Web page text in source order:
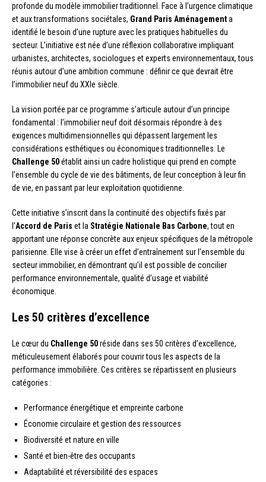
profonde du modèle immobilier traditionnel. Face à l’urgence climatique
et aux transformations sociétales, Grand Paris Aménagementa
identifié le besoin d’une rupture avec les pratiques habituelles du
secteur. L’initiative est née d’une réflexion collaborative impliquant
urbanistes, architectes, sociologues et experts environnementaux, tous
réunis autour d’une ambition commune : définir ce que devrait être
l’immobilier neuf du XXIe siècle.
La vision portée par ce programme s’articule autour d’un principe
fondamental : l’immobilier neuf doit désormais répondre à des
exigences multidimensionnelles qui dépassent largement les
considérations esthétiques ou économiques traditionnelles. Le
Challenge 50établit ainsi un cadre holistique qui prend en compte
l’ensemble du cycle de vie des bâtiments, de leur conception à leur fin
de vie, en passant par leur exploitation quotidienne.
Cette initiative s’inscrit dans la continuité des objectifs fixés par
l’Accord de Paris et la Stratégie Nationale Bas Carbone, tout en
apportant une réponse concrète aux enjeux spécifiques de la métropole
parisienne. Elle vise à créer un effet d’entraînement sur l’ensemble du
secteur immobilier, en démontrant qu’il est possible de concilier
performance environnementale, qualité d’usage et viabilité
économique.
Les 50 critères d’excellence
Le cœur du Challenge 50réside dans ses 50 critères d’excellence,
méticuleusement élaborés pour couvrir tous les aspects de la
performance immobilière. Ces critères se répartissent en plusieurs
catégories :
Performance énergétique et empreinte carbone
Économie circulaire et gestion des ressources
Biodiversité et nature en ville
Santé et bien-être des occupants
Adaptabilité et réversibilité des espaces